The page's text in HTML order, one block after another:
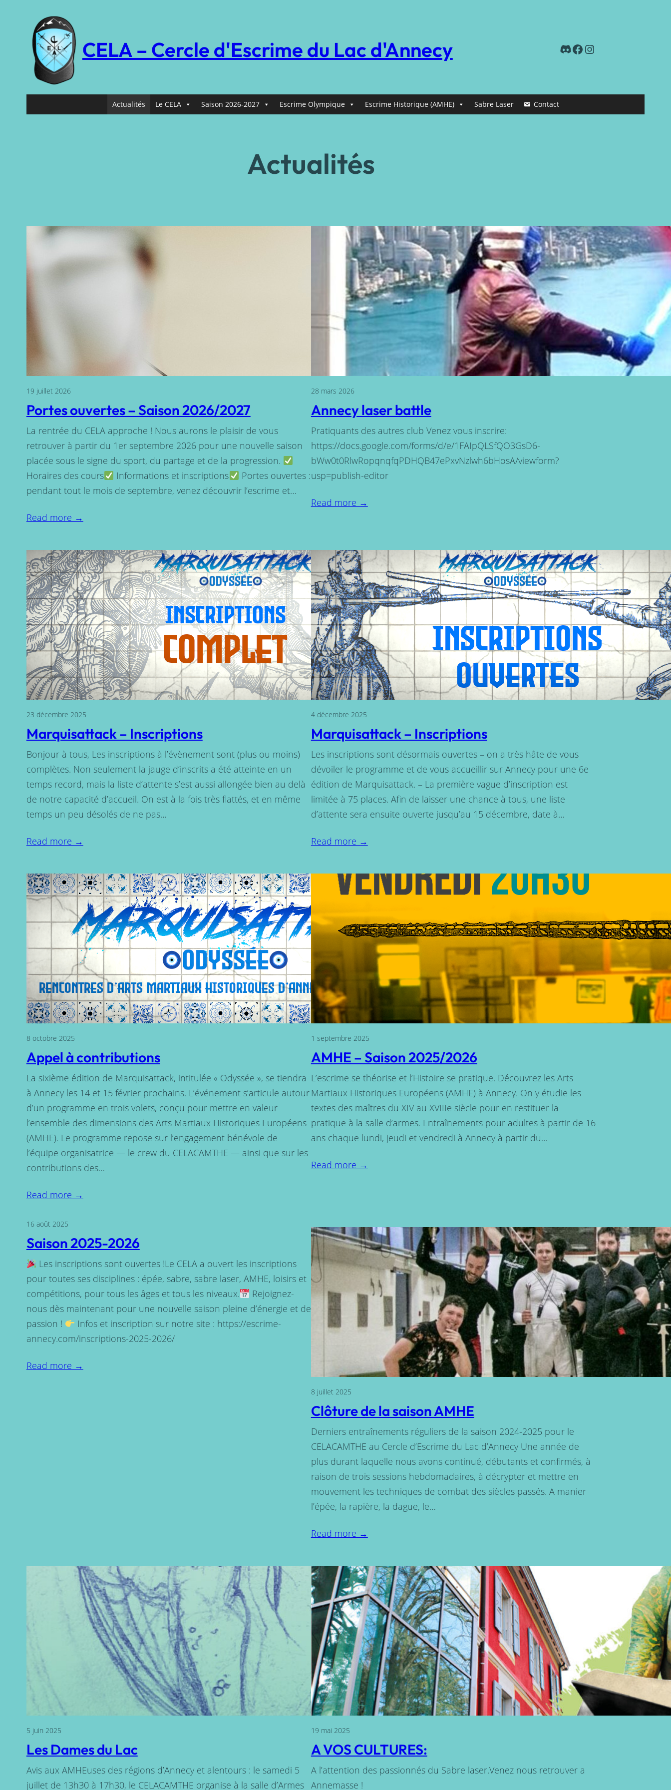
contenu
CELA – Cercle d'Escrime du Lac d'Annecy Discord
Facebook
Instagram
Actualités Le CELA Saison 2026-2027 Escrime Olympique Escrime Historique (AMHE) Sabre Laser Contact
Actualités
19 juillet 2026
Portes ouvertes – Saison 2026/2027
La rentrée du CELA approche ! Nous aurons le plaisir de vous
retrouver à partir du 1er septembre 2026 pour une nouvelle saison
placée sous le signe du sport, du partage et de la progression.
Horaires des cours
Informations et inscriptions
Portes ouvertes :
pendant tout le mois de septembre, venez découvrir l’escrime et…
Read more →
28 mars 2026
Annecy laser battle
Pratiquants des autres club Venez vous inscrire:
https://docs.google.com/forms/d/e/1FAIpQLSfQO3GsD6-
bWw0t0RlwRopqnqfqPDHQB47ePxvNzlwh6bHosA/viewform?
usp=publish-editor
Read more →
23 décembre 2025
Marquisattack – Inscriptions
Bonjour à tous, Les inscriptions à l’évènement sont (plus ou moins)
complètes. Non seulement la jauge d’inscrits a été atteinte en un
temps record, mais la liste d’attente s’est aussi allongée bien au delà
de notre capacité d’accueil. On est à la fois très flattés, et en même
temps un peu désolés de ne pas…
Read more →
4 décembre 2025
Marquisattack – Inscriptions
Les inscriptions sont désormais ouvertes – on a très hâte de vous
dévoiler le programme et de vous accueillir sur Annecy pour une 6e
édition de Marquisattack. – La première vague d’inscription est
limitée à 75 places. Afin de laisser une chance à tous, une liste
d’attente sera ensuite ouverte jusqu’au 15 décembre, date à…
Read more →
8 octobre 2025
Appel à contributions
La sixième édition de Marquisattack, intitulée « Odyssée », se tiendra
à Annecy les 14 et 15 février prochains. L’événement s’articule autour
d’un programme en trois volets, conçu pour mettre en valeur
l’ensemble des dimensions des Arts Martiaux Historiques Européens
(AMHE). Le programme repose sur l’engagement bénévole de
l’équipe organisatrice — le crew du CELACAMTHE — ainsi que sur les
contributions des…
Read more →
1 septembre 2025
AMHE – Saison 2025/2026
L’escrime se théorise et l’Histoire se pratique. Découvrez les Arts
Martiaux Historiques Européens (AMHE) à Annecy. On y étudie les
textes des maîtres du XIV au XVIIIe siècle pour en restituer la
pratique à la salle d’armes. Entraînements pour adultes à partir de 16
ans chaque lundi, jeudi et vendredi à Annecy à partir du…
Read more →
16 août 2025
Saison 2025-2026
Les inscriptions sont ouvertes !Le CELA a ouvert les inscriptions
pour toutes ses disciplines : épée, sabre, sabre laser, AMHE, loisirs et
compétitions, pour tous les âges et tous les niveaux.
Rejoignez-
nous dès maintenant pour une nouvelle saison pleine d’énergie et de
passion !
Infos et inscription sur notre site : https://escrime-
annecy.com/inscriptions-2025-2026/
Read more →
8 juillet 2025
Clôture de la saison AMHE
Derniers entraînements réguliers de la saison 2024-2025 pour le
CELACAMTHE au Cercle d’Escrime du Lac d’Annecy Une année de
plus durant laquelle nous avons continué, débutants et confirmés, à
raison de trois sessions hebdomadaires, à décrypter et mettre en
mouvement les techniques de combat des siècles passés. A manier
l’épée, la rapière, la dague, le…
Read more →
5 juin 2025
Les Dames du Lac
Avis aux AMHEuses des régions d’Annecy et alentours : le samedi 5
juillet de 13h30 à 17h30, le CELACAMTHE organise à la salle d’Armes
19 mai 2025
A VOS CULTURES:
A l’attention des passionnés du Sabre laser.Venez nous retrouver a
Annemasse !